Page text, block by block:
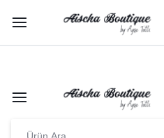
Peşin Fiyatına 3 Taksit İmkanı